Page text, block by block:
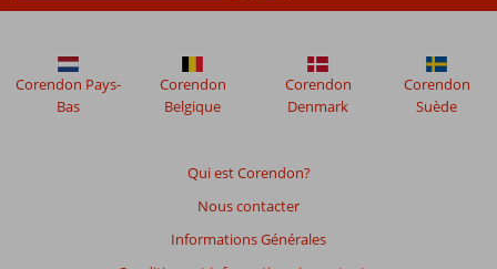
sont
affichés
afin
de
Qui est Corendon?
Nous contacter
Informations Générales
Corendon Pays-
Bas
Corendon
Belgique
Corendon
Denmark
Corendon
Suède